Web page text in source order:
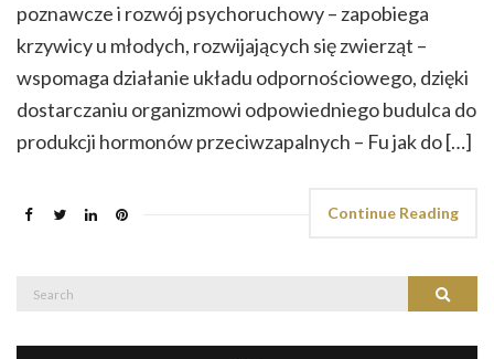
poznawcze i rozwój psychoruchowy – zapobiega
krzywicy u młodych, rozwijających się zwierząt –
wspomaga działanie układu odpornościowego, dzięki
dostarczaniu organizmowi odpowiedniego budulca do
produkcji hormonów przeciwzapalnych – Fu jak do […]
Continue Reading
Search
Search